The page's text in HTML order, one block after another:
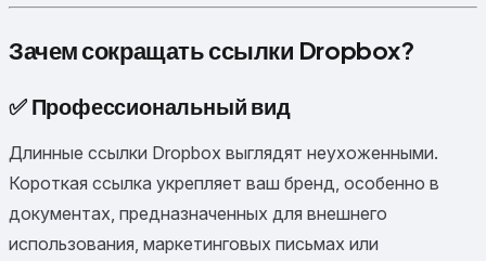
Зачем сокращать ссылки Dropbox?
✅ Профессиональный вид
Длинные ссылки Dropbox выглядят неухоженными.
Короткая ссылка укрепляет ваш бренд, особенно в
документах, предназначенных для внешнего
использования, маркетинговых письмах или